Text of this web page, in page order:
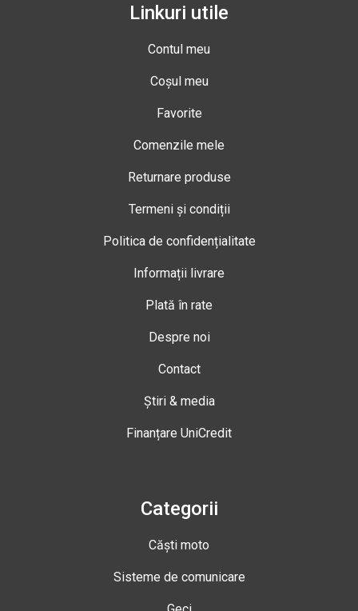
Linkuri utile
Contul meu
Coșul meu
Favorite
Comenzile mele
Returnare produse
Termeni și condiții
Politica de confidențialitate
Informații livrare
Plată în rate
Despre noi
Contact
Știri & media
Finanțare UniCredit
Categorii
Căști moto
Sisteme de comunicare